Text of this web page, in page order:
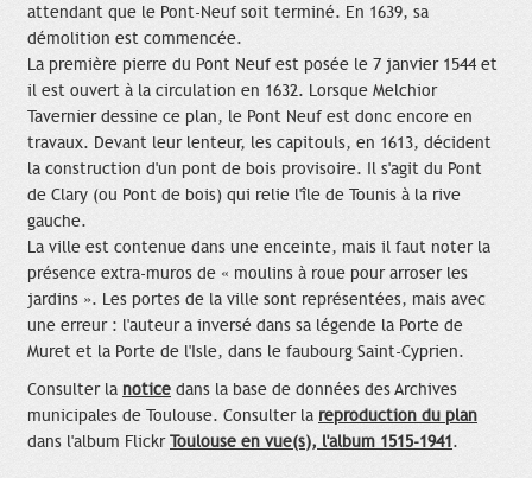
attendant que le Pont-Neuf soit terminé. En 1639, sa
démolition est commencée.
La première pierre du Pont Neuf est posée le 7 janvier 1544 et
il est ouvert à la circulation en 1632. Lorsque Melchior
Tavernier dessine ce plan, le Pont Neuf est donc encore en
travaux. Devant leur lenteur, les capitouls, en 1613, décident
la construction d'un pont de bois provisoire. Il s'agit du Pont
de Clary (ou Pont de bois) qui relie l'île de Tounis à la rive
gauche.
La ville est contenue dans une enceinte, mais il faut noter la
présence extra-muros de « moulins à roue pour arroser les
jardins ». Les portes de la ville sont représentées, mais avec
une erreur : l'auteur a inversé dans sa légende la Porte de
Muret et la Porte de l'Isle, dans le faubourg Saint-Cyprien.
Consulter la notice dans la base de données des Archives
municipales de Toulouse. Consulter la reproduction du plan
dans l'album FlickrToulouse en vue(s), l'album 1515-1941.